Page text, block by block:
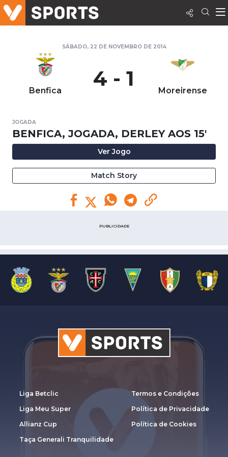
SÁBADO, 22 DE NOVEMBRO DE 2014
Benfica 4 - 1 Moreirense
JOGADA
BENFICA, JOGADA, DERLEY AOS 15'
Ver Jogo
Match Story
PUBLICIDADE
Liga Betclic
Liga Meu Super
Allianz Cup
Taça Generali Tranquilidade
Termos e Condições
Política de Privacidade
Política de Cookies